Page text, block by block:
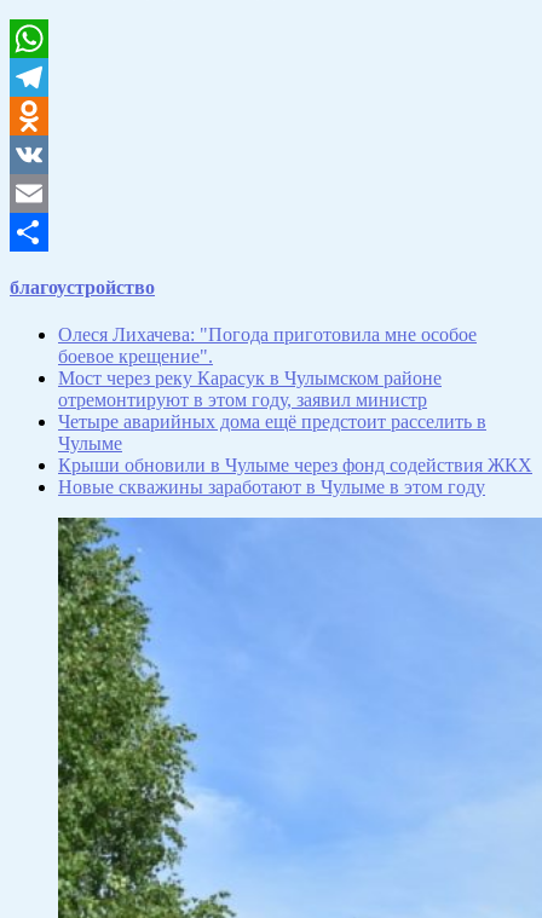
WhatsApp
Telegram
Odnoklassniki
VK
Email
благоустройство
Олеся Лихачева: "Погода приготовила мне особое
боевое крещение".
Мост через реку Карасук в Чулымском районе
отремонтируют в этом году, заявил министр
Четыре аварийных дома ещё предстоит расселить в
Чулыме
Крыши обновили в Чулыме через фонд содействия ЖКХ
Новые скважины заработают в Чулыме в этом году